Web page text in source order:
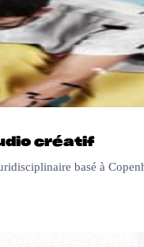
créatif
basé à